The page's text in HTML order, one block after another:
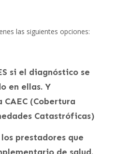
las siguientes opciones:
si el diagnóstico se
en ellas. Y
(Cobertura
Catastróficas)
prestadores que
de salud.